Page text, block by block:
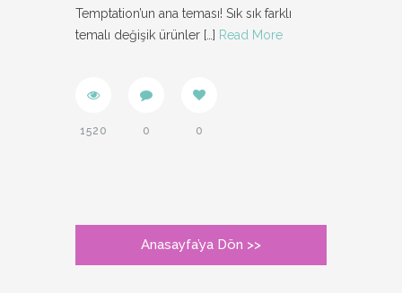
Temptation’un ana teması! Sık sık farklı
temalı değişik ürünler […] Read More
1520 0 0
Anasayfa’ya Dön >>